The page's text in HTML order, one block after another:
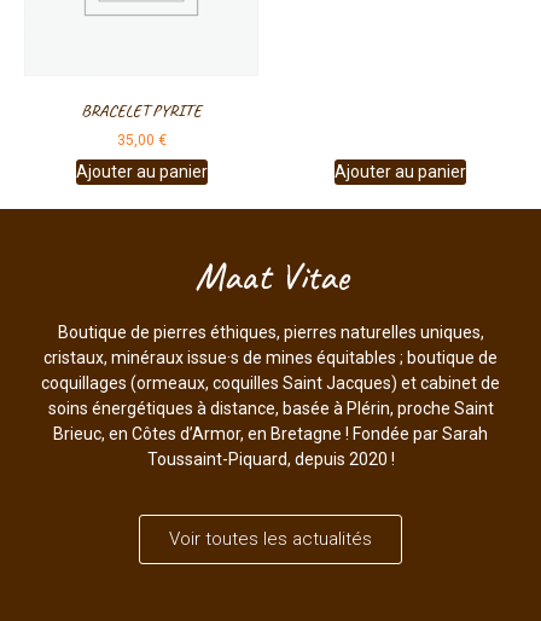
BRACELET PYRITE
35,00 €
Ajouter au panier Ajouter au panier
Maat Vitae
Boutique de pierres éthiques, pierres naturelles uniques,
cristaux, minéraux issue·s de mines équitables ; boutique de
coquillages (ormeaux, coquilles Saint Jacques) et cabinet de
soins énergétiques à distance, basée à Plérin, proche Saint
Brieuc, en Côtes d’Armor, en Bretagne ! Fondée par Sarah
Toussaint-Piquard, depuis 2020 !
Voir toutes les actualités